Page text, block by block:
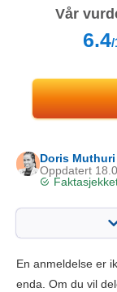
Vår
6.4/
Doris Muthuri
Oppdatert
En anmeldelse er
enda. Om du vil